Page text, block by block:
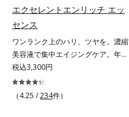
シリル化シリカ、BG、ペンチレン
エクセレントエンリッチ エッ
センス
ワンランク上のハリ、ツヤを。濃縮
美容液で集中エイジングケア。年齢
を重ねた肌に、濃縮エッセンスがさ
らにワンランク上のエイジングケア
(*)を。ハリ、ツヤを集中ケアする保
税込3,300円
（4.25 /234件）